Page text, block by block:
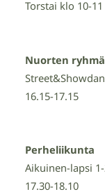
Torstai klo 10-
Nuorten ryhmä
16.15-17.15
Perheliikunta
Aikuinen-lapsi
17.30-18.10